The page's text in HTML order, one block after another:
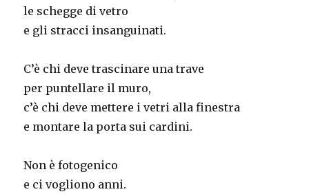
le schegge di vetro
e gli stracci insanguinati.
C’è chi deve trascinare una trave
per puntellare il muro,
c’è chi deve mettere i vetri alla finestra
e montare la porta sui cardini.
Non è fotogenico
e ci vogliono anni.